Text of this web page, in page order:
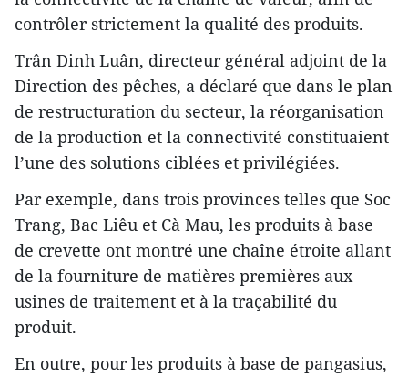
contrôler strictement la qualité des produits.
Trân Dinh Luân, directeur général adjoint de la
Direction des pêches, a déclaré que dans le plan
de restructuration du secteur, la réorganisation
de la production et la connectivité constituaient
l’une des solutions ciblées et privilégiées.
Par exemple, dans trois provinces telles que Soc
Trang, Bac Liêu et Cà Mau, les produits à base
de crevette ont montré une chaîne étroite allant
de la fourniture de matières premières aux
usines de traitement et à la traçabilité du
produit.
En outre, pour les produits à base de pangasius,